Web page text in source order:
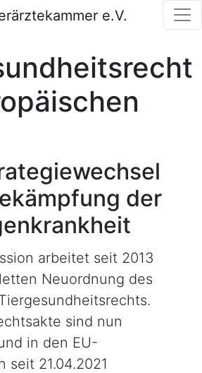
der
arbeitet seit 2013
Neuordnung des
sind nun
in den EU-
seit 21.04.2021